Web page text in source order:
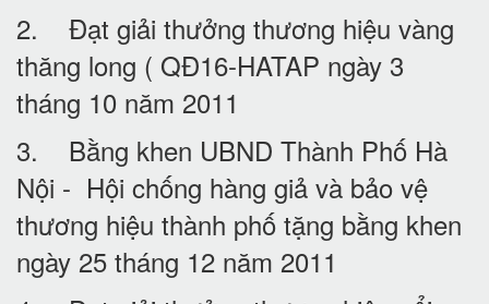
2. Đạt giải thưởng thương hiệu vàng
thăng long ( QĐ16-HATAP ngày 3
tháng 10 năm 2011
3. Bằng khen UBND Thành Phố Hà
Nội - Hội chống hàng giả và bảo vệ
thương hiệu thành phố tặng bằng khen
ngày 25 tháng 12 năm 2011